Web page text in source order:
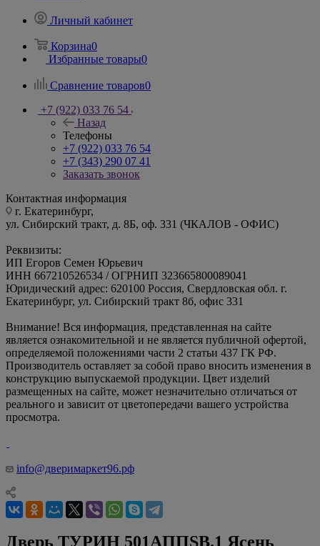
Личный кабинет
Корзина0
Избранные товары0
Сравнение товаров0
+7 (922) 033 76 54
Назад
Телефоны
+7 (922) 033 76 54
+7 (343) 290 07 41
Заказать звонок
Контактная информация
г. Екатеринбург,
ул. Сибирский тракт, д. 8Б, оф. 331 (ЧКАЛОВ - ОФИС)
Реквизиты:
ИП Егоров Семен Юрьевич
ИНН 667210526534 / ОГРНИП 323665800089041
Юридический адрес: 620100 Россия, Свердловская обл. г.
Екатеринбург, ул. Сибирский тракт 8б, офис 331
Внимание! Вся информация, представленная на сайте
является ознакомительной и не является публичной офертой,
определяемой положениями части 2 статьи 437 ГК РФ.
Производитель оставляет за собой право вносить изменения в
конструкцию выпускаемой продукции. Цвет изделий
размещенных на сайте, может незначительно отличаться от
реального и зависит от цветопередачи вашего устройства
просмотра.
info@дверимаркет96.рф
Дверь ТУРИН 501AППSB.1 Ясень